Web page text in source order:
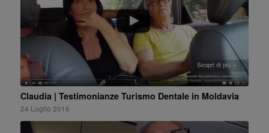
Claudia | Testimonianze Turismo Dentale in Moldavia
24 Luglio 2016